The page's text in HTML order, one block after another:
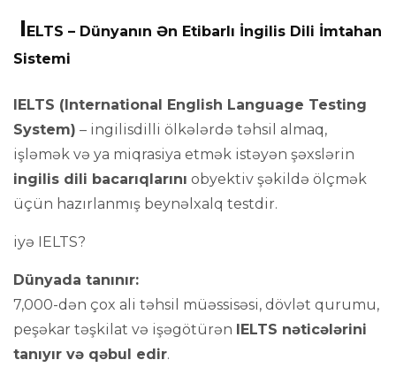
Online test
IELTS – Dünyanın Ən Etibarlı İngilis Dili İmtahan
Sistemi
IELTS (International English Language Testing
System) – ingilisdilli ölkələrdə təhsil almaq,
işləmək və ya miqrasiya etmək istəyən şəxslərin
ingilis dili bacarıqlarını obyektiv şəkildə ölçmək
üçün hazırlanmış beynəlxalq testdir.
iyə IELTS?
Dünyada tanınır:
7,000-dən çox ali təhsil müəssisəsi, dövlət qurumu,
peşəkar təşkilat və işəgötürən IELTS nəticələrini
tanıyır və qəbul edir.